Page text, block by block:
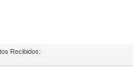
Recibidos: